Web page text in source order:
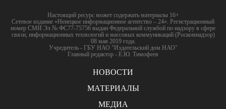
Настоящий ресурс может содержать материалы 16+
Сетевое издание «Ненецкое информационное агентство – 24». Регистрационный
номер СМИ Эл № ФС77-75756 выдан Федеральной службой по надзору в сфере
связи, информационных технологий и массовых коммуникаций (Роскомнадзор)
08 мая 2019 года.
Учредитель - ГБУ НАО "Издательский дом НАО"
Главный редактор - Е.Ю. Тимофеев
НОВОСТИ
МАТЕРИАЛЫ
МЕДИА